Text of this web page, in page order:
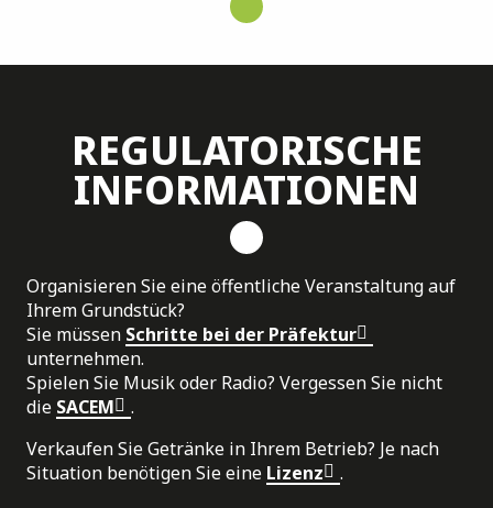
REGULATORISCHE
INFORMATIONEN
Organisieren Sie eine öffentliche Veranstaltung auf
Ihrem Grundstück?
Sie müssen Schritte bei der Präfektur
unternehmen.
Spielen Sie Musik oder Radio? Vergessen Sie nicht
die SACEM
.
Verkaufen Sie Getränke in Ihrem Betrieb? Je nach
Situation benötigen Sie eine Lizenz .